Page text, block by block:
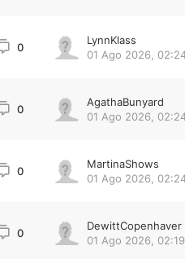
0
LynnKlass
01 Ago 2026,
0
AgathaBunyard
01 Ago 2026,
0
MartinaShows
01 Ago 2026,
0
DewittCopenhaver
01 Ago 2026, 02:19